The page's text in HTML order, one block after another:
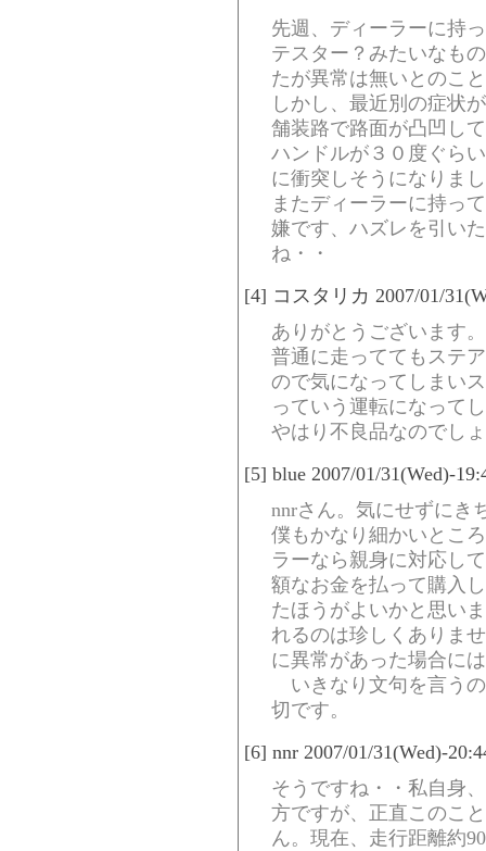
先週、ディーラーに持
テスター？みたいなも
たが異常は無いとのこ
しかし、最近別の症状
舗装路で路面が凸凹し
ハンドルが３０度ぐら
に衝突しそうになりま
またディーラーに持っ
嫌です、ハズレを引い
ね・・
[4] コスタリカ 2007/01/
ありがとうございます。
普通に走っててもステ
ので気になってしまい
っていう運転になって
やはり不良品なのでし
[5] blue 2007/01/31(Wed)-
nnrさん。気にせずにき
僕もかなり細かいとこ
ラーなら親身に対応し
額なお金を払って購入
たほうがよいかと思い
れるのは珍しくありま
に異常があった場合に
いきなり文句を言う
切です。
[6] nnr 2007/01/31(Wed)-
そうですね・・私自身
方ですが、正直このこ
ん。現在、走行距離約